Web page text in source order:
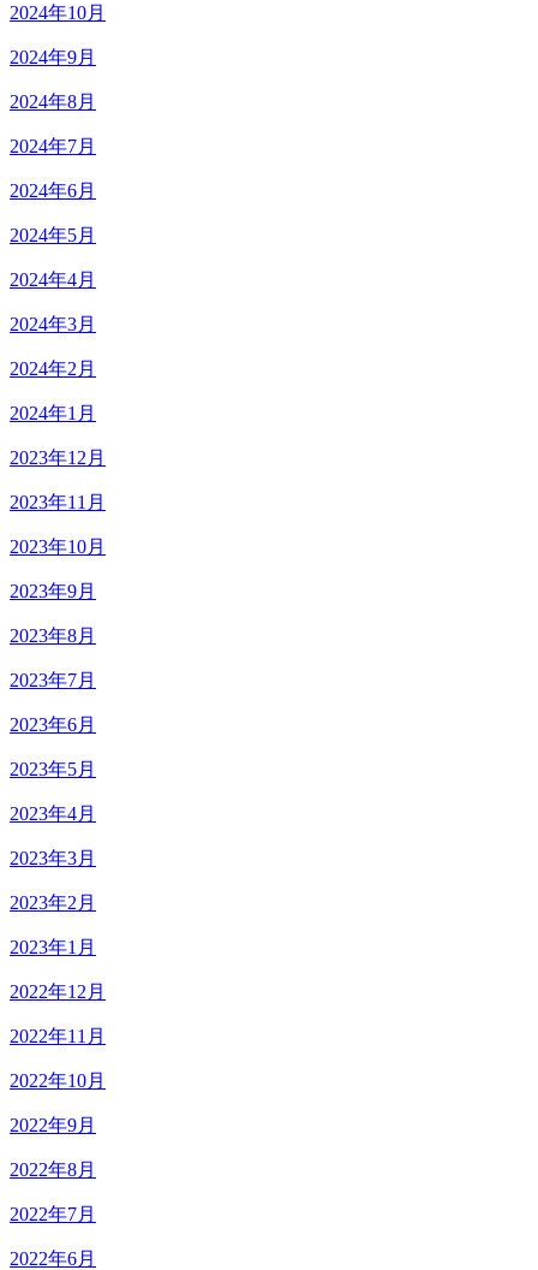
2024年10月
2024年9月
2024年8月
2024年7月
2024年6月
2024年5月
2024年4月
2024年3月
2024年2月
2024年1月
2023年12月
2023年11月
2023年10月
2023年9月
2023年8月
2023年7月
2023年6月
2023年5月
2023年4月
2023年3月
2023年2月
2023年1月
2022年12月
2022年11月
2022年10月
2022年9月
2022年8月
2022年7月
2022年6月